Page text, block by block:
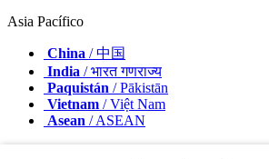
Asia Pacífico
China / 中国
India / भारत गणराज्य
Paquistán / Pākistān
Vietnam / Việt Nam
Asean / ASEAN